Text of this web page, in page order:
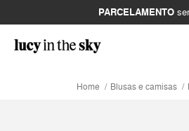
PARCELAMENTO
Home Blusas e camisas